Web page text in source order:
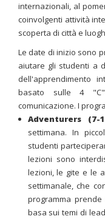
internazionali, al
coinvolgenti attività
scoperta di città e
Le date di inizio sono
aiutare gli studenti a
dell'apprendimento
basato sulle 4
comunicazione. I
Adventurers (7-
settimana. In
studenti
lezioni sono
lezioni, le gite e le
settimanale, che
programma
basa sui temi di